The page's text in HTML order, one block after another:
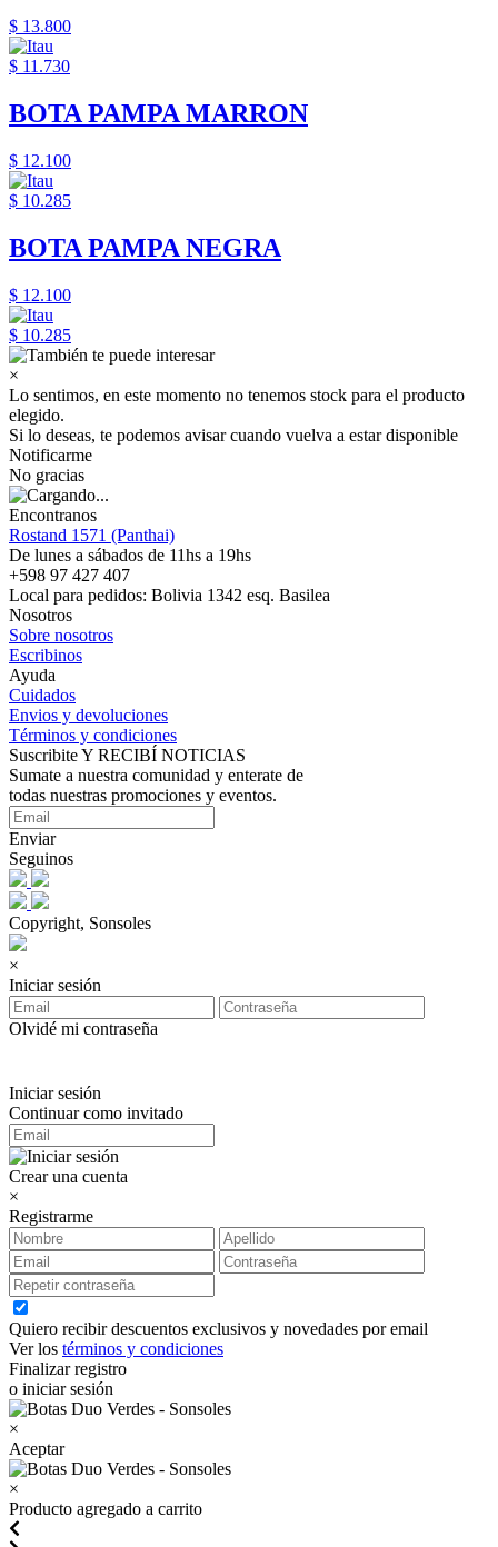
$ 13.800
$ 11.730
BOTA PAMPA MARRON
$ 12.100
$ 10.285
BOTA PAMPA NEGRA
$ 12.100
$ 10.285
×
Lo sentimos, en este momento no tenemos stock para el producto
elegido.
Si lo deseas, te podemos avisar cuando vuelva a estar disponible
Notificarme
No gracias
Encontranos
Rostand 1571 (Panthai)
De lunes a sábados de 11hs a 19hs
+598 97 427 407
Local para pedidos: Bolivia 1342 esq. Basilea
Nosotros
Sobre nosotros
Escribinos
Ayuda
Cuidados
Envios y devoluciones
Términos y condiciones
Suscribite Y RECIBÍ NOTICIAS
Sumate a nuestra comunidad y enterate de
todas nuestras promociones y eventos.
Enviar
Seguinos
Copyright, Sonsoles
×
Iniciar sesión
Olvidé mi contraseña
Iniciar sesión
Continuar como invitado
Crear una cuenta
×
Registrarme
Quiero recibir descuentos exclusivos y novedades por email
Ver los términos y condiciones
Finalizar registro
o iniciar sesión
×
Aceptar
×
Producto agregado a carrito